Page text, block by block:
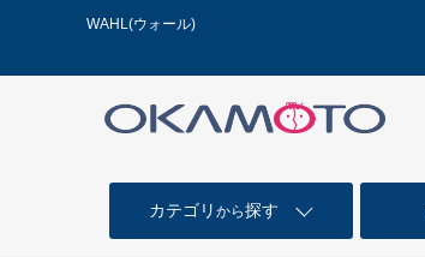
WAHL(ウォール)
カテゴリ から探す